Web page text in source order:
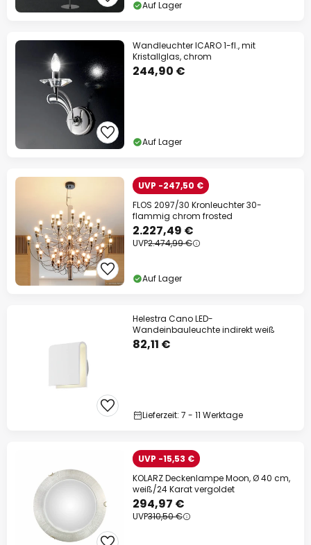
Auf Lager
Wandleuchter ICARO 1-fl., mit
Kristallglas, chrom
244,90 €
Auf Lager
UVP -247,50 €
FLOS 2097/30 Kronleuchter 30-
flammig chrom frosted
2.227,49 €
UVP2.474,99 €
Auf Lager
Helestra Cano LED-
Wandeinbauleuchte indirekt weiß
82,11 €
Lieferzeit: 7 - 11 Werktage
UVP -15,53 €
KOLARZ Deckenlampe Moon, Ø 40 cm,
weiß/24 Karat vergoldet
294,97 €
UVP310,50 €